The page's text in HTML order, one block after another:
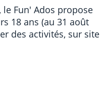
Fun' Ados propose
18 ans (au 31 août
des activités, sur site